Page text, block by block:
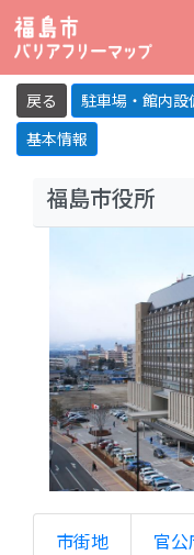
利用者マニュ
トップ
バリアフリーマップ
掲載施設リクエスト
プライバシーポリシー
詳細戻る 駐車場・館内設
基本情報
福島市役所
市街地 官